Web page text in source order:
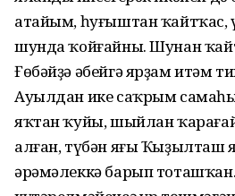
атайым, һуғыштан ҡайтҡас,
шунда ҡойғайны. Шунан
Ғөбәйҙә әбейгә ярҙам итәм
Ауылдан ике саҡрым
яҡтан ҡуйы, шыйлан
алған, түбән яғы Ҡыҙылташ
әрәмәлеккә барып